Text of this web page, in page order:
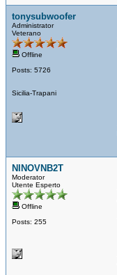
tonysubwoofer
Administrator
Veterano
Offline
Posts: 5726
Sicilia-Trapani
NINOVNB2T
Moderator
Utente Esperto
Offline
Posts: 255